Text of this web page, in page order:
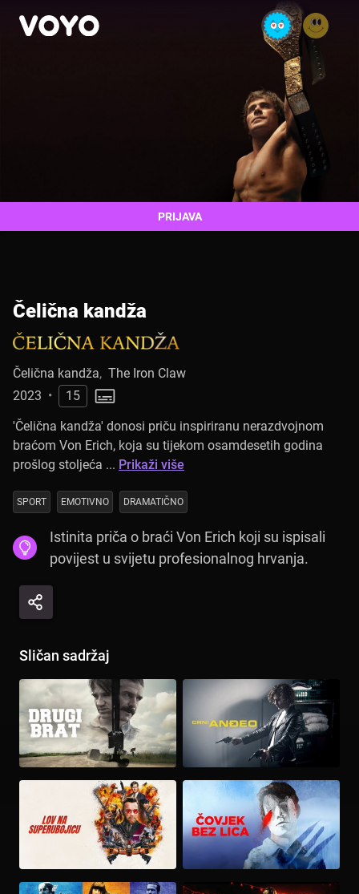
Čelična kandža
Čelična kandža, The Iron Claw
2023 •
15
'Čelična kandža' donosi priču inspiriranu nerazdvojnom
braćom Von Erich, koja su tijekom osamdesetih godina
prošlog stoljeća ... Prikaži više
SPORT EMOTIVNO DRAMATIČNO
Istinita priča o braći Von Erich koji su ispisali
povijest u svijetu profesionalnog hrvanja.
PRIJAVA
Sličan sadržaj